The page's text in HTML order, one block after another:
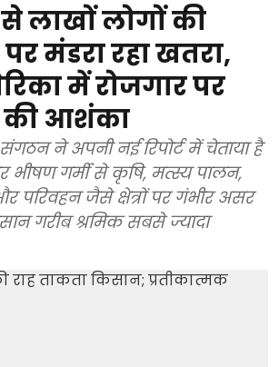
लाखों लोगों की
पर मंडरा रहा खतरा,
में रोजगार पर
की आशंका
संगठन ने अपनी नई रिपोर्ट में चेताया है
भीषण गर्मी से कृषि, मत्स्य पालन,
परिवहन जैसे क्षेत्रों पर गंभीर असर
गरीब श्रमिक सबसे ज्यादा